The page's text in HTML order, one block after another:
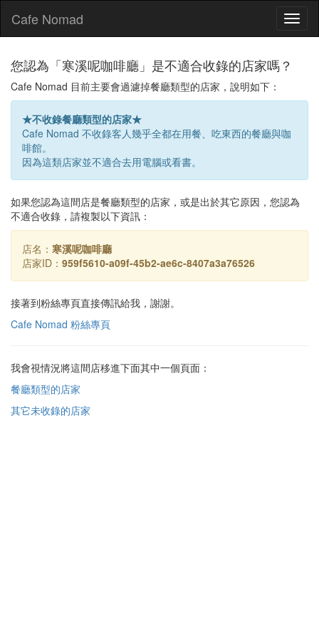
Cafe Nomad
您認為「寒溪呢咖啡廳」是不適合收錄的店家嗎？
Cafe Nomad 目前主要會過濾掉餐廳類型的店家，說明如下：
★不收錄餐廳類型的店家★
Cafe Nomad 不收錄客人幾乎全都在用餐、吃東西的餐廳與咖
啡館。
因為這類店家並不適合去用電腦或看書。
如果您認為這間店是餐廳類型的店家，或是出於其它原因，您認為
不適合收錄，請複製以下資訊：
店名： 寒溪呢咖啡廳
店家ID： 959f5610-a09f-45b2-ae6c-8407a3a76526
接著到粉絲專頁直接傳訊給我，謝謝。
Cafe Nomad 粉絲專頁
我會視情況將這間店移進下面其中一個頁面：
餐廳類型的店家
其它未收錄的店家